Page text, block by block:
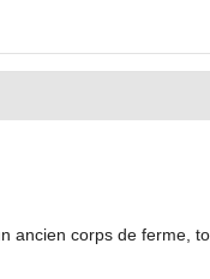
ancien corps de ferme,